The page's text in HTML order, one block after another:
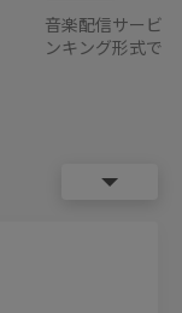
音楽配信サービ
ンキング形式で